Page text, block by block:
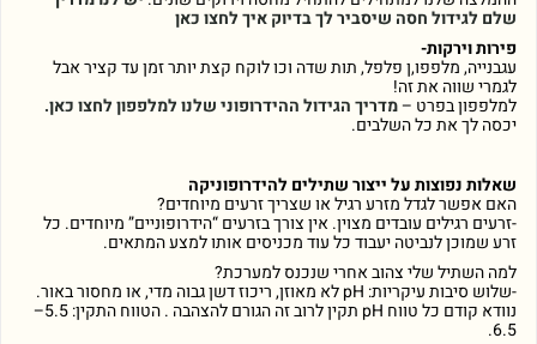
שלם לגידול חסה שיסביר לך בדיוק איך לחצו כאן
פירות וירקות-
עגבנייה, מלפפו,ן פלפל, תות שדה וכו לוקח קצת יותר זמן עד קציר אבל
לגמרי שווה את זה!
למלפפון בפרט –מדריך הגידול ההידרופוני שלנו למלפפון לחצו כאן.
יכסה לך את כל השלבים.
שאלות נפוצות על ייצור שתילים להידרופוניקה
האם אפשר לגדל מזרע רגיל או שצריך זרעים מיוחדים?
-זרעים רגילים עובדים מצוין. אין צורך בזרעים “הידרופוניים” מיוחדים. כל
זרע שמוכן לנביטה יעבוד כל עוד מכניסים אותו למצע המתאים.
למה השתיל שלי צהוב אחרי שנכנס למערכת?
-שלוש סיבות עיקריות: pH לא מאוזן, ריכוז דשן גבוה מדי, או מחסור באור.
נוודא קודם כל טווח pH תקין לרוב זה הגורם להצהבה . הטווח התקין: 5.5–
6.5.